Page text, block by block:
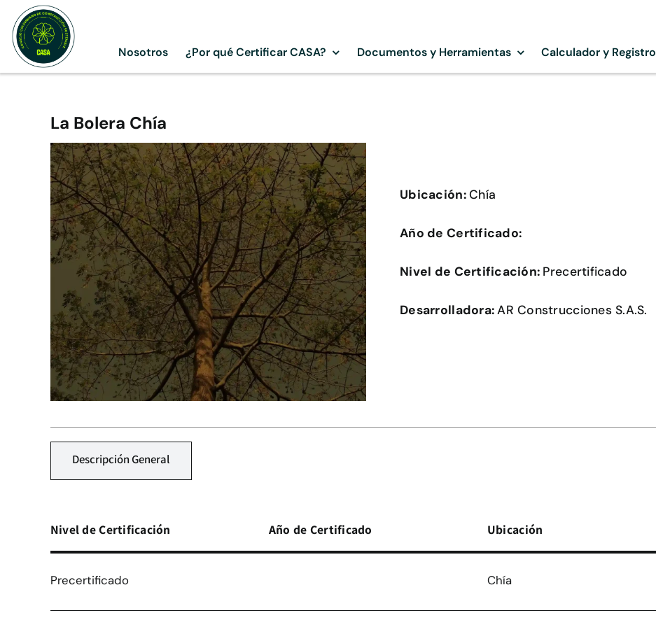
content
Nosotros ¿Por qué Certificar CASA? Documentos y Herramientas Calculador y Registro
La Bolera Chía
Ubicación:Chía
Año de Certificado:
Nivel de Certificación: Precertificado
Desarrolladora:AR Construcciones S.A.S.
Descripción General
Nivel de Certificación Año de Certificado Ubicación
Precertificado Chía